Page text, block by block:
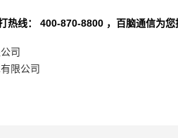
热线： 400-870-8800 ， 百脑通信为您
司
限公司